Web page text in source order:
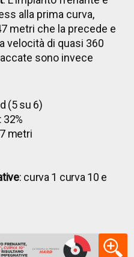
alla prima curva,
metri che la precede e
velocità di quasi 360
sono invece
(5 su 6)
32%
metri
: curva 1 curva 10 e